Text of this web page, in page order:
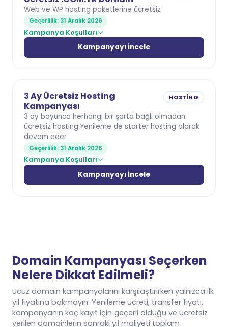
Web ve WP hosting paketlerine ücretsiz
Geçerlilik: 31 Aralık 2026
Kampanya Koşulları
Kampanyayı İncele
3 Ay Ücretsiz Hosting
Kampanyası
HOSTING
3 ay boyunca herhangi bir şarta bağlı olmadan
ücretsiz hosting.Yenileme de starter hosting olarak
devam eder
Geçerlilik: 31 Aralık 2026
Kampanya Koşulları
Kampanyayı İncele
Domain Kampanyası Seçerken
Nelere Dikkat Edilmeli?
Ucuz domain kampanyalarını karşılaştırırken yalnızca ilk
yıl fiyatına bakmayın. Yenileme ücreti, transfer fiyatı,
kampanyanın kaç kayıt için geçerli olduğu ve ücretsiz
verilen domainlerin sonraki yıl maliyeti toplam